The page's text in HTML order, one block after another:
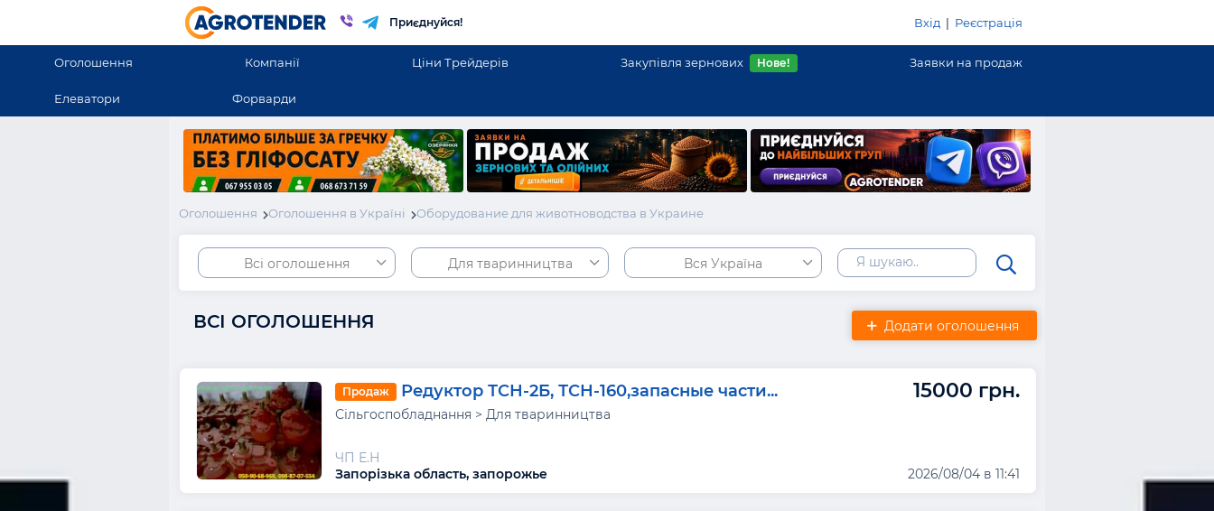
Приєднуйся! Вхід | Реєстрація
Оголошення Компанії Ціни Трейдерів Закупівля зернових Нове! Заявки на продаж
Елеватори Форварди
Оголошення Оголошення в Україні Оборудование для животноводства в Украине
Всі оголошення Для тваринництва Вся Україна
Додати оголошення
ВСІ ОГОЛОШЕННЯ
Продаж Редуктор ТСН-2Б, ТСН-160,запасные части... 15000 грн.
Сільгоспобладнання > Для тваринництва
ЧП Е.Н
Запорізька область, запорожье
2026/08/04 в 11:41